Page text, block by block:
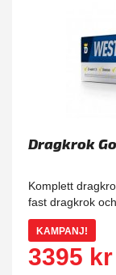
Dragkrok
Komplett
fast dragkrok
KAMPANJ!
3395 kr